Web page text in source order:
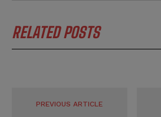
RELATED POSTS
PREVIOUS ARTICLE